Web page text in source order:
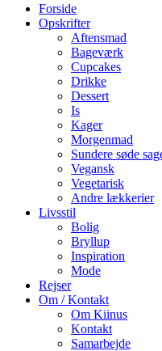
Forside
Opskrifter
Aftensmad
Bageværk
Cupcakes
Drikke
Dessert
Is
Kager
Morgenmad
Sundere søde
Vegansk
Vegetarisk
Andre lækkerier
Livsstil
Bolig
Bryllup
Inspiration
Mode
Rejser
Om / Kontakt
Om Kiinus
Kontakt
Samarbejde